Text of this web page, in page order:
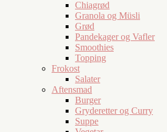
Chiagrød
Granola og Müsli
Grød
Pandekager og Vafler
Smoothies
Topping
Frokost
Salater
Aftensmad
Burger
Gryderetter og Curry
Suppe